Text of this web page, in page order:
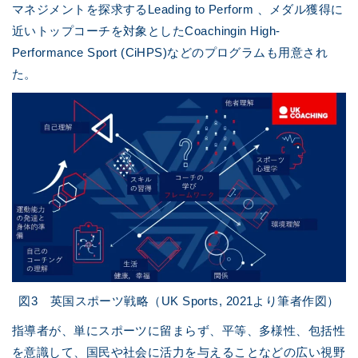
マネジメントを探求するLeading to Perform 、メダル獲得に
近いトップコーチを対象としたCoachingin High-
Performance Sport (CiHPS)などのプログラムも用意され
た。
図3 英国スポーツ戦略（UK Sports, 2021より筆者作図）
指導者が、単にスポーツに留まらず、平等、多様性、包括性
を意識して、国民や社会に活力を与えることなどの広い視野